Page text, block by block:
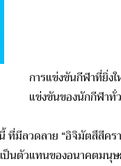
การแข่งขันกีฬาที่ยิ่ง
แข่งขันของนักกีฬาทั่
มีลวดลาย “อิจิมัตสึสีค
ป็นตัวแทนของอนาคตมนุ